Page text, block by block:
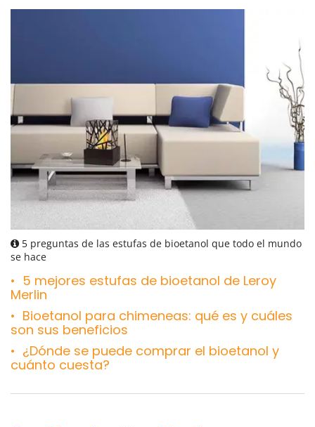
5 preguntas de las estufas de bioetanol que todo el mundo
se hace
5 mejores estufas de bioetanol de Leroy
Merlin
Bioetanol para chimeneas: qué es y cuáles
son sus beneficios
¿Dónde se puede comprar el bioetanol y
cuánto cuesta?